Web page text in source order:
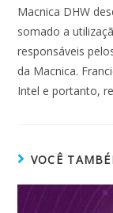
k p
Macnica DHW
somado a
responsáveis
da Macnica.
Intel e portanto,
VOCÊ